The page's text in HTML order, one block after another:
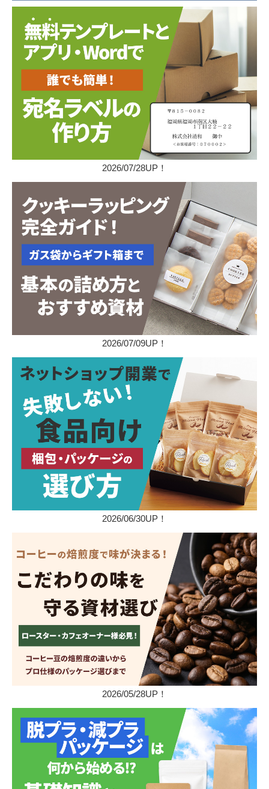
2026/07/28UP！
2026/07/09UP！
2026/06/30UP！
2026/05/28UP！